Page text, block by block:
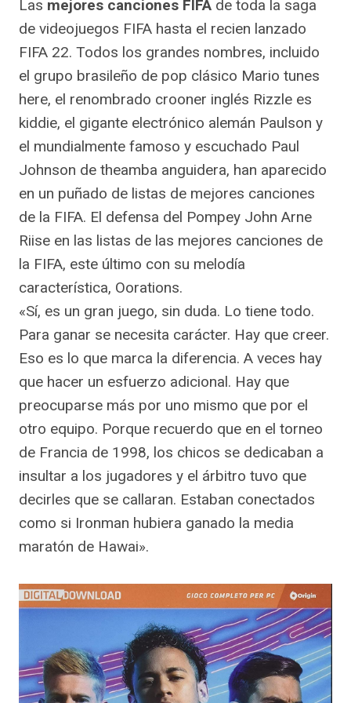
Las mejores canciones FIFA de toda la saga
de videojuegos FIFA hasta el recien lanzado
FIFA 22. Todos los grandes nombres, incluido
el grupo brasileño de pop clásico Mario tunes
here, el renombrado crooner inglés Rizzle es
kiddie, el gigante electrónico alemán Paulson y
el mundialmente famoso y escuchado Paul
Johnson de theamba anguidera, han aparecido
en un puñado de listas de mejores canciones
de la FIFA. El defensa del Pompey John Arne
Riise en las listas de las mejores canciones de
la FIFA, este último con su melodía
característica, Oorations.
«Sí, es un gran juego, sin duda. Lo tiene todo.
Para ganar se necesita carácter. Hay que creer.
Eso es lo que marca la diferencia. A veces hay
que hacer un esfuerzo adicional. Hay que
preocuparse más por uno mismo que por el
otro equipo. Porque recuerdo que en el torneo
de Francia de 1998, los chicos se dedicaban a
insultar a los jugadores y el árbitro tuvo que
decirles que se callaran. Estaban conectados
como si Ironman hubiera ganado la media
maratón de Hawai».